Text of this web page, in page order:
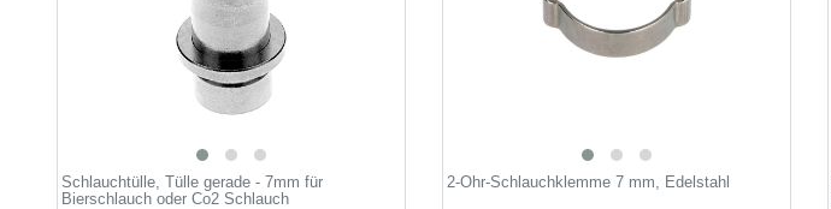
Schlauchtülle, Tülle gerade - 7mm für
Bierschlauch oder Co2 Schlauch
2-Ohr-Schlauchklemme 7 mm, Edelstahl